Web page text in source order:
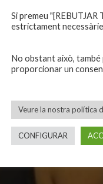
inferiors
casa
Si premeu "[REBUTJAR
estrictament
No obstant això,
proporcionar un
Veure la nostra política
CONFIGURAR